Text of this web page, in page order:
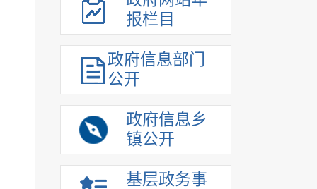
报栏目
政府信息部门
公开
政府信息乡
镇公开
基层政务事